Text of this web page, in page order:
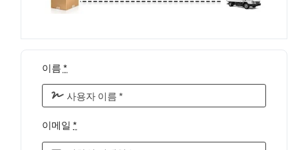
이름 *
이메일 *